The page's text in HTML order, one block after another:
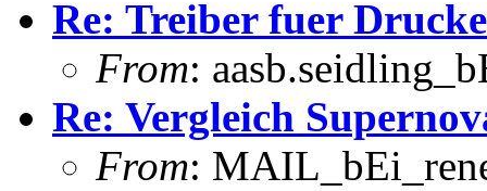
Re: Treiber fuer
From:
Re: Vergleich
From: